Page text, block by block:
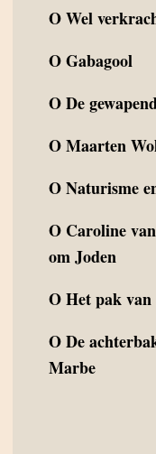
OWel
OGabagool
ODe
OMaarten
ONaturisme
O Caroline
om Joden
OHet pak
ODe
Marbe